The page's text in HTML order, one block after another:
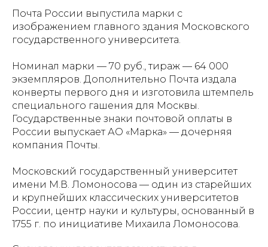
Почта России выпустила марки с
изображением главного здания Московского
государственного университета.
Номинал марки — 70 руб., тираж — 64 000
экземпляров. Дополнительно Почта издала
конверты первого дня и изготовила штемпель
специального гашения для Москвы.
Государственные знаки почтовой оплаты в
России выпускает АО «Марка» — дочерняя
компания Почты.
Московский государственный университет
имени М.В. Ломоносова — один из старейших
и крупнейших классических университетов
России, центр науки и культуры, основанный в
1755 г. по инициативе Михаила Ломоносова.